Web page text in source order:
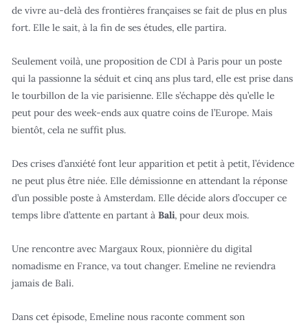
de vivre au-delà des frontières françaises se fait de plus en plus
fort. Elle le sait, à la fin de ses études, elle partira.
Seulement voilà, une proposition de CDI à Paris pour un poste
qui la passionne la séduit et cinq ans plus tard, elle est prise dans
le tourbillon de la vie parisienne. Elle s’échappe dès qu’elle le
peut pour des week-ends aux quatre coins de l’Europe. Mais
bientôt, cela ne suffit plus.
Des crises d’anxiété font leur apparition et petit à petit, l’évidence
ne peut plus être niée. Elle démissionne en attendant la réponse
d’un possible poste à Amsterdam. Elle décide alors d’occuper ce
temps libre d’attente en partant àBali, pour deux mois.
Une rencontre avec Margaux Roux, pionnière du digital
nomadisme en France, va tout changer. Emeline ne reviendra
jamais de Bali.
Dans cet épisode, Emeline nous raconte comment son